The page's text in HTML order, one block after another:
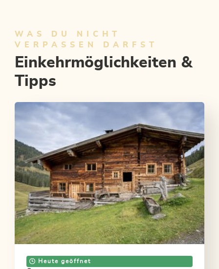
WAS DU NICHT
VERPASSEN DARFST
Einkehrmöglichkeiten &
Tipps
Heute geöffnet